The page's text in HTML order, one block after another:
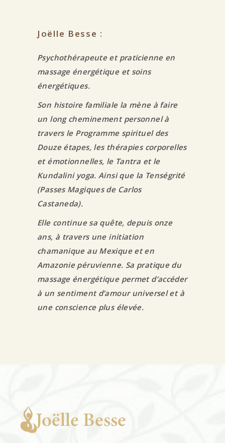
Joëlle Besse :
Psychothérapeute et praticienne en
massage énergétique et soins
énergétiques.
Son histoire familiale la mène à faire
un long cheminement personnel à
travers le Programme spirituel des
Douze étapes, les thérapies corporelles
et émotionnelles, le Tantra et le
Kundalini yoga. Ainsi que la Tenségrité
(Passes Magiques de Carlos
Castaneda).
Elle continue sa quête, depuis onze
ans, à travers une initiation
chamanique au Mexique et en
Amazonie péruvienne. Sa pratique du
massage énergétique permet d’accéder
à un sentiment d’amour universel et à
une conscience plus élevée.